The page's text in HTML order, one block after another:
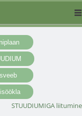
STUUDIUMIGA liitumine